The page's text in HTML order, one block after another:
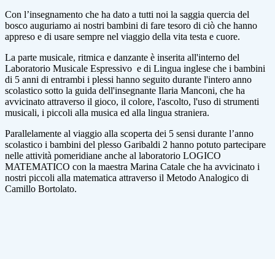
Con l’insegnamento che ha dato a tutti noi la saggia quercia del
bosco auguriamo ai nostri bambini di fare tesoro di ciò che hanno
appreso e di usare sempre nel viaggio della vita testa e cuore.
La parte musicale, ritmica e danzante è inserita all'interno del
Laboratorio Musicale Espressivo e di Lingua inglese che i bambini
di 5 anni di entrambi i plessi hanno seguito durante l'intero anno
scolastico sotto la guida dell'insegnante Ilaria Manconi, che ha
avvicinato attraverso il gioco, il colore, l'ascolto, l'uso di strumenti
musicali, i piccoli alla musica ed alla lingua straniera.
Parallelamente al viaggio alla scoperta dei 5 sensi durante l’anno
scolastico i bambini del plesso Garibaldi 2 hanno potuto partecipare
nelle attività pomeridiane anche al laboratorio LOGICO
MATEMATICO con la maestra Marina Catale che ha avvicinato i
nostri piccoli alla matematica attraverso il Metodo Analogico di
Camillo Bortolato.